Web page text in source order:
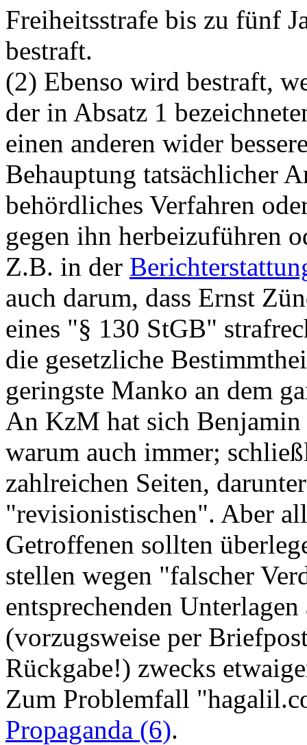
Freiheitsstrafe bis zu fünf
bestraft.
(2) Ebenso wird bestraft,
der in Absatz 1
einen anderen wider
Behauptung tatsächlicher
behördliches Verfahren
gegen ihn herbeizuführen
Z.B. in der
auch darum, dass Ernst
eines "§ 130 StGB"
die gesetzliche
geringste Manko an dem
An KzM hat sich Benjamin
warum auch immer;
zahlreichen Seiten,
"revisionistischen". Aber
Getroffenen sollten
stellen wegen "falscher
entsprechenden
(vorzugsweise per
Rückgabe!) zwecks
Zum Problemfall
Propaganda (6).